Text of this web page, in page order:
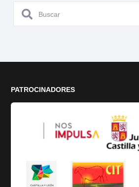
PATROCINADORES